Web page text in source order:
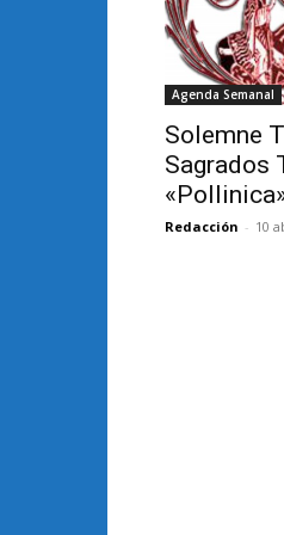
Agenda Semanal
Solemne
Sagrados
Redacción - 10